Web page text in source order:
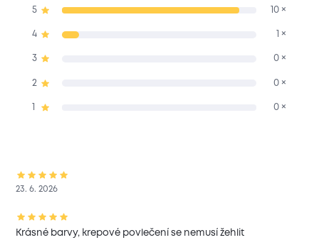
5 10 ×
4 1 ×
3 0 ×
2 0 ×
0 ×
23. 6. 2026
Krásné barvy, krepové povlečení se nemusí žehlit